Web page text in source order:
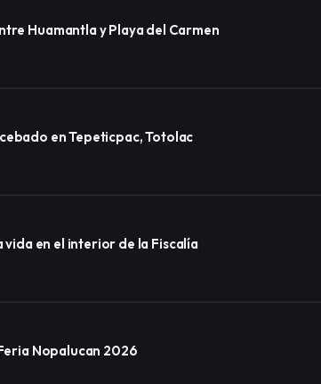
Huamantla y Playa del Carmen
en Tepeticpac, Totolac
en el interior de la Fiscalía
Nopalucan 2026